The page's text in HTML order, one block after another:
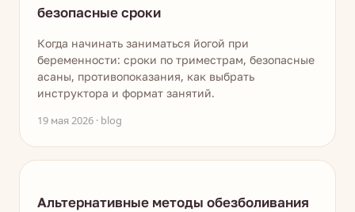
безопасные сроки
Когда начинать заниматься йогой при
беременности: сроки по триместрам, безопасные
асаны, противопоказания, как выбрать
инструктора и формат занятий.
19 мая 2026 · blog
Альтернативные методы обезболивания